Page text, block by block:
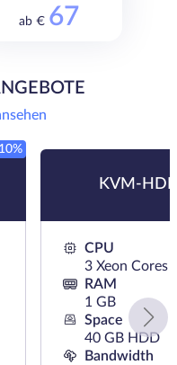
ab € 67
KVM-
CPU
3 Xeon Cores
RAM
1 GB
Space
40 GB HDD
Bandwidth